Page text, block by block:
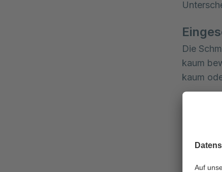
Die
kaum
kaum
Führt
werden